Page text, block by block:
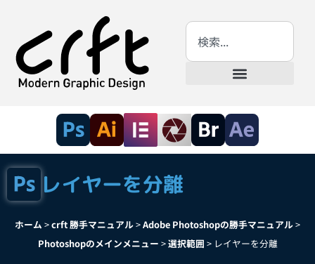
レイヤーを分離
ホーム >crft 勝手マニュアル>Adobe Photoshopの勝手マニュアル>
Photoshopのメインメニュー >選択範囲 > レイヤーを分離